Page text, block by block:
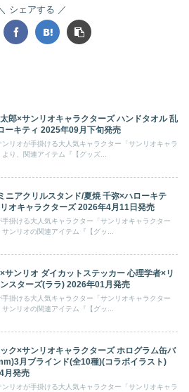
シェアする
郎×サンリオキャラクターズ ハンドタオル 乱
ーキティ 2025年09月下旬発売
ンリオが手掛ける大人気キャラクター「サンリオキャラ
り、関連アイテム『【グッズ...
ニアクリルスタンド/夏焼 千弥×ハローキテ
オキャラクターズ 2026年4月11日発売
手掛ける大人気キャラクター「サンリオキャラクター
サンリオの関連アイテム『【グッ...
サンリオ ダイカットステッカー 心理学者×リ
ンスターズ(ララ) 2026年01月発売
手掛ける大人気キャラクター「サンリオキャラクター
サンリオの関連アイテム『【グッ...
ク×サンリオキャラクターズ ホログラム缶バ
月ブラインド(全10種)(コラボイラスト)
月発売
ンリオが手掛ける大人気キャラクター「サンリオキャラ